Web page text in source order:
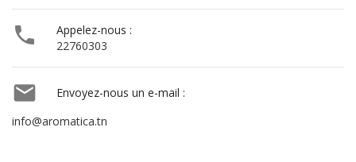

Appelez-nous :
22760303

Envoyez-nous un e-mail :
info@aromatica.tn